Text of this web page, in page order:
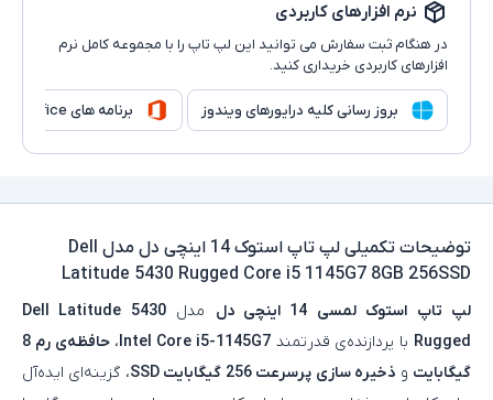
نرم افزارهای کاربردی
در هنگام ثبت سفارش می توانید این لپ تاپ را با مجموعه کامل نرم
افزارهای کاربردی خریداری کنید.
بروز رسانی کلیه درایورهای ویندوز برنامه های Microsoft Office
توضیحات تکمیلی
لپ تاپ استوک 14 اینچی دل مدل Dell
Latitude 5430 Rugged Core i5 1145G7 8GB 256SSD
لپ تاپ استوک لمسی 14 اینچی دل مدلDell Latitude 5430
Rugged با پردازنده‌ی قدرتمندIntel Core i5-1145G7،
حافظه‌ی رم 8
گیگابایت و ذخیره‌ سازی پرسرعت 256 گیگابایت SSD
، گزینه‌ای ایده‌آل